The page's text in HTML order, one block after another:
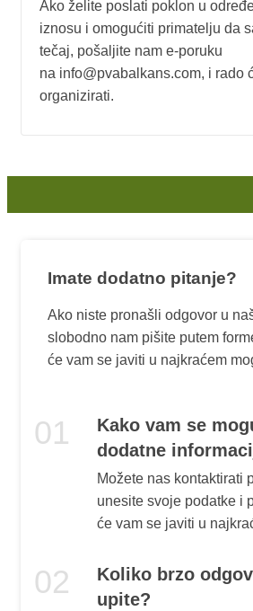
Ako želite poslati poklon u
iznosu i omogućiti primatelju da
tečaj, pošaljite nam e-poruku
na info@pvabalkans.com, i rado
organizirati.
Imate dodatno pitanje?
Ako niste pronašli odgovor u
slobodno nam pišite putem
će vam se javiti u najkraćem
01
Kako vam se
dodatne
Možete nas kontaktirati
unesite svoje podatke i
će vam se javiti u
02
Koliko brzo
upite?